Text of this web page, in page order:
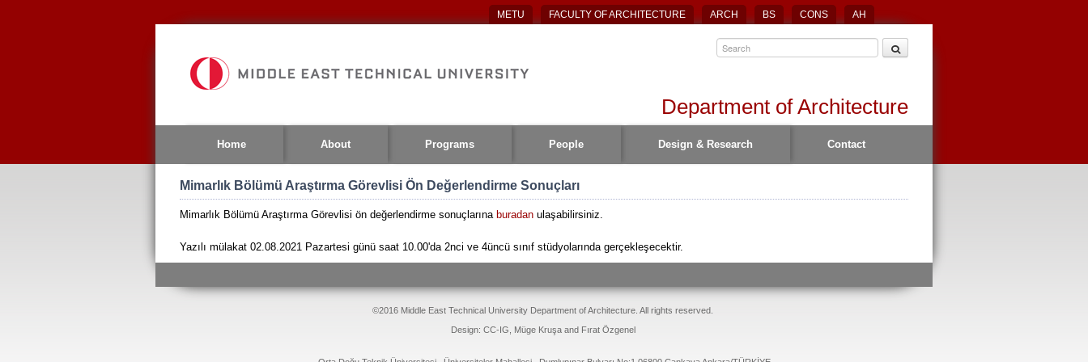
METU FACULTY OF ARCHITECTURE ARCH BS CONS AH
Department of Architecture
Home About Programs People Design & Research Contact
Mimarlık Bölümü Araştırma Görevlisi Ön Değerlendirme Sonuçları
Mimarlık Bölümü Araştırma Görevlisi ön değerlendirme sonuçlarına buradan ulaşabilirsiniz.
Yazılı mülakat 02.08.2021 Pazartesi günü saat 10.00'da 2nci ve 4üncü sınıf stüdyolarında gerçekleşecektir.
©2016 Middle East Technical University Department of Architecture. All rights reserved.
Design: CC-IG, Müge Kruşa and Fırat Özgenel